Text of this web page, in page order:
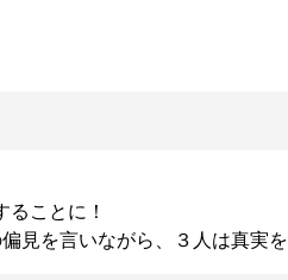
ことに！
を言いながら、３人は真実を